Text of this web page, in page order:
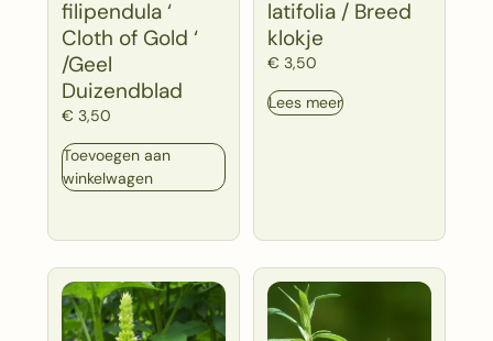
filipendula ‘
Cloth of Gold ‘
/Geel
Duizendblad
€ 3,50
Toevoegen aan
winkelwagen
latifolia / Breed
klokje
€ 3,50
Lees meer